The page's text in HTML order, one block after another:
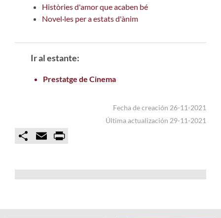
Històries d'amor que acaben bé
Novel·les per a estats d'ànim
Ir al estante:
Prestatge de Cinema
Fecha de creación 26-11-2021
Última actualización 29-11-2021
C
r
t
m